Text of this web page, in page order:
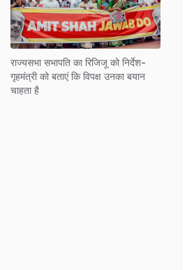
राज्यसभा सभापति का रिजिजू को निर्देश-
गृहमंत्री को बताएं कि विपक्ष उनका बयान
चाहता है